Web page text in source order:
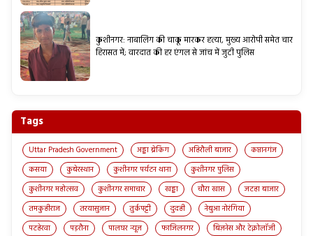
कुशीनगर: नाबालिग की चाकू मारकर हत्या, मुख्य आरोपी समेत चार
हिरासत में; वारदात की हर एंगल से जांच में जुटी पुलिस
Tags
Uttar Pradesh Government अड्डा ब्रेकिंग अहिरौली बाजार
कप्तानगंज
कसया
कुबेरस्थान कुशीनगर पर्यटन थाना
कुशीनगर पुलिस
कुशीनगर महोत्सव
कुशीनगर समाचार खड्डा चौरा खास
जटहा बाजार
तमकुहीराज
तरयासुजान तुर्कपट्टी दुदही
नेबुआ नोरंगिया
पटहेरवा
पड़रौना पालघर न्यूज़ फाजिलनगर
बिज़नेस और टेक्नोलॉजी